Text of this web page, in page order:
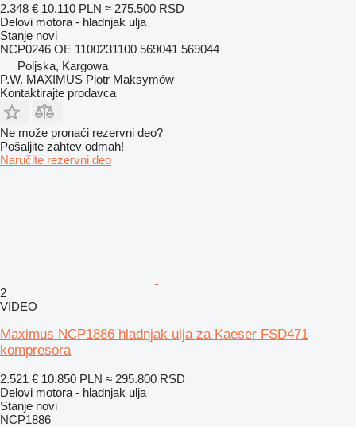
2.348 € 10.110 PLN ≈ 275.500 RSD
Delovi motora - hladnjak ulja
Stanje novi
NCP0246 OE 1100231100 569041 569044
Poljska, Kargowa
P.W. MAXIMUS Piotr Maksymów
Kontaktirajte prodavca
Ne može pronaći rezervni dеo?
Pošaljite zahtev odmah!
Naručite rezervni dеo
2
VIDEO
Maximus NCP1886 hladnjak ulja za Kaeser FSD471
kompresora
2.521 € 10.850 PLN ≈ 295.800 RSD
Delovi motora - hladnjak ulja
Stanje novi
NCP1886